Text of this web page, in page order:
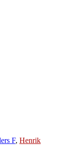
F, Henrik